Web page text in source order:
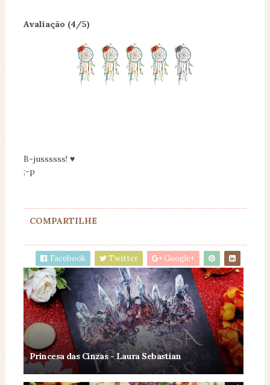
Avaliação (4/5)
B-jussssss! ♥
;-p
COMPARTILHE
Facebook Twitter Google+
Princesa das Cinzas - Laura Sebastian